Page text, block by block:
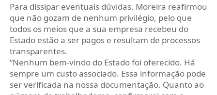
Para dissipar eventuais dúvidas, Moreira reafirmou
que não gozam de nenhum privilégio, pelo que
todos os meios que a sua empresa recebeu do
Estado estão a ser pagos e resultam de processos
transparentes.
“Nenhum bem-vindo do Estado foi oferecido. Há
sempre um custo associado. Essa informação pode
ser verificada na nossa documentação. Quanto ao